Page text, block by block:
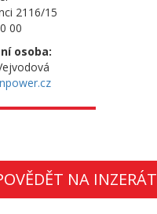
2116/15
00
osoba:
NA INZERÁT